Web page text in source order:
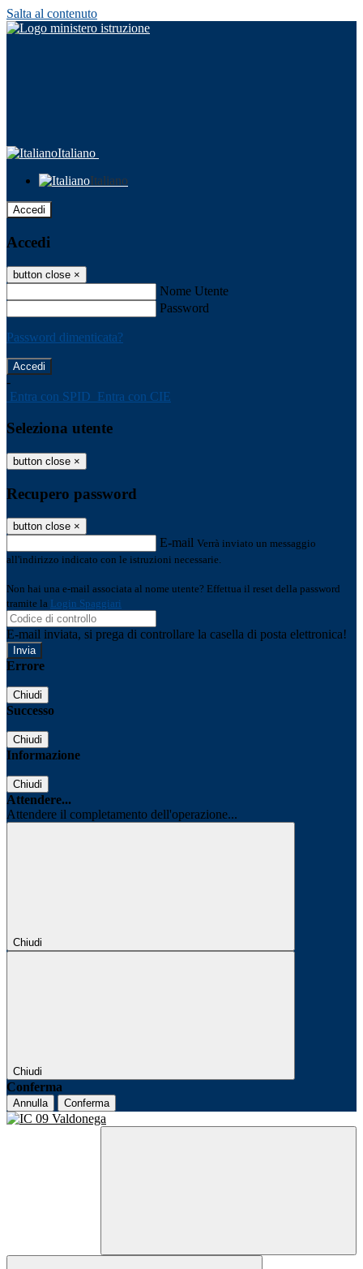
Salta al contenuto
Italiano
Italiano
Accedi
Accedi
button close ×
Nome Utente
Password
Password dimenticata?
-
Entra con SPID Entra con CIE
Seleziona utente
button close ×
Recupero password
button close ×
E-mail Verrà inviato un messaggio
all'indirizzo indicato con le istruzioni necessarie.
Non hai una e-mail associata al nome utente? Effettua il reset della password
tramite la Login Spaggiari
E-mail inviata, si prega di controllare la casella di posta elettronica!
Errore
Chiudi
Successo
Chiudi
Informazione
Chiudi
Attendere...
Attendere il completamento dell'operazione...
Chiudi
Chiudi
Conferma
Annulla Conferma